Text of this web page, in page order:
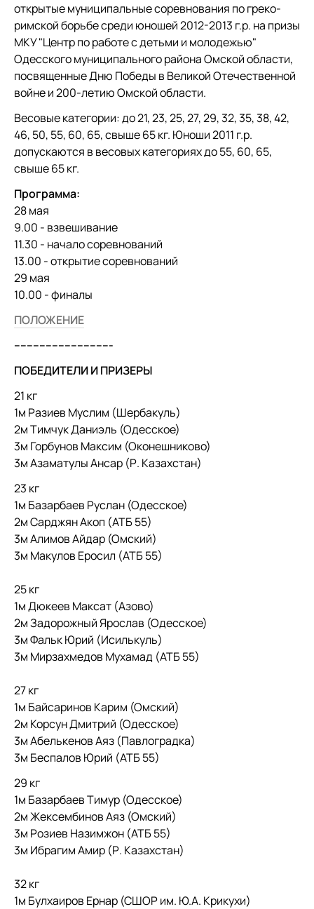
открытые муниципальные соревнования по греко-
римской борьбе среди юношей 2012-2013 г.р. на призы
МКУ "Центр по работе с детьми и молодежью"
Одесского муниципального района Омской области,
посвященные Дню Победы в Великой Отечественной
войне и 200-летию Омской области.
Весовые категории: до 21, 23, 25, 27, 29, 32, 35, 38, 42,
46, 50, 55, 60, 65, свыше 65 кг. Юноши 2011 г.р.
допускаются в весовых категориях до 55, 60, 65,
свыше 65 кг.
Программа:
28 мая
9.00 - взвешивание
11.30 - начало соревнований
13.00 - открытие соревнований
29 мая
10.00 - финалы
ПОЛОЖЕНИЕ
-------------------------------
ПОБЕДИТЕЛИ И ПРИЗЕРЫ
21 кг
1м Разиев Муслим (Шербакуль)
2м Тимчук Даниэль (Одесское)
3м Горбунов Максим (Оконешниково)
3м Азаматулы Ансар (Р. Казахстан)
23 кг
1м Базарбаев Руслан (Одесское)
2м Сарджян Акоп (АТБ 55)
3м Алимов Айдар (Омский)
3м Макулов Еросил (АТБ 55)
25 кг
1м Дюкеев Максат (Азово)
2м Задорожный Ярослав (Одесское)
3м Фальк Юрий (Исилькуль)
3м Мирзахмедов Мухамад (АТБ 55)
27 кг
1м Байсаринов Карим (Омский)
2м Корсун Дмитрий (Одесское)
3м Абелькенов Аяз (Павлоградка)
3м Беспалов Юрий (АТБ 55)
29 кг
1м Базарбаев Тимур (Одесское)
2м Жексембинов Аяз (Омский)
3м Розиев Назимжон (АТБ 55)
3м Ибрагим Амир (Р. Казахстан)
32 кг
1м Булхаиров Ернар (СШОР им. Ю.А. Крикухи)